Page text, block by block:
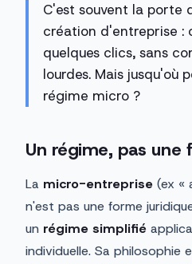
C'est souvent la porte
création d'entreprise :
quelques clics, sans
lourdes. Mais jusqu'où
régime micro ?
Un régime, pas une
La micro-entreprise (ex «
n'est pas une forme
un régime simplifié
individuelle. Sa philosophie